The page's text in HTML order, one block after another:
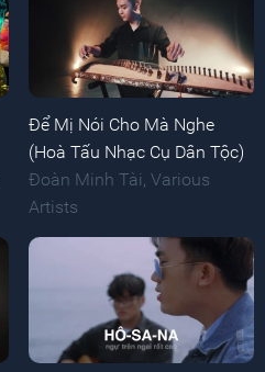
Để Mị Nói Cho Mà Nghe
(Hoà Tấu Nhạc Cụ Dân Tộc)
Đoàn Minh Tài Various
Artists